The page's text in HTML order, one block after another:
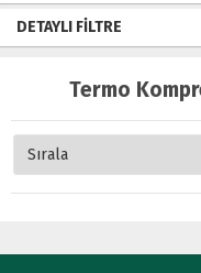
DETAYLI FILTRE
Termo